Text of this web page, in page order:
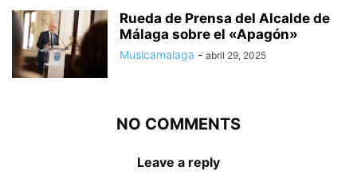
Rueda de Prensa del Alcalde de
Málaga sobre el «Apagón»
Musicamalaga - abril 29, 2025
NO COMMENTS
Leave a reply